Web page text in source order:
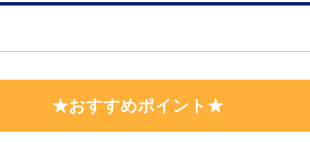
★おすすめポイント★